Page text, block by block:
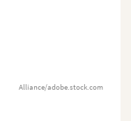
Alliance/adobe.stock.com